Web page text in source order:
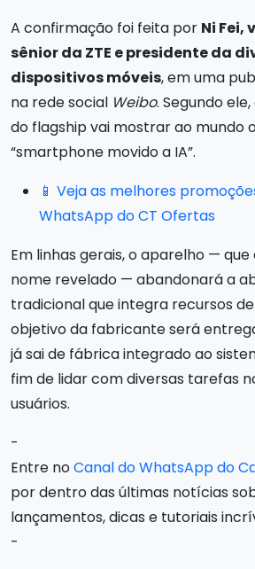
A confirmação foi feita por Ni Fei,
sênior da ZTE e presidente da
dispositivos móveis, em uma
na rede social Weibo. Segundo
do flagship vai mostrar ao mundo
“smartphone movido a IA”.
📱 Veja as melhores
WhatsApp do CT Ofertas
Em linhas gerais, o aparelho —
nome revelado — abandonará a
tradicional que integra recursos de
objetivo da fabricante será
já sai de fábrica integrado ao
fim de lidar com diversas tarefas
usuários.
-
Entre noCanal do WhatsApp do
por dentro das últimas notícias
lançamentos, dicas e tutoriais
-